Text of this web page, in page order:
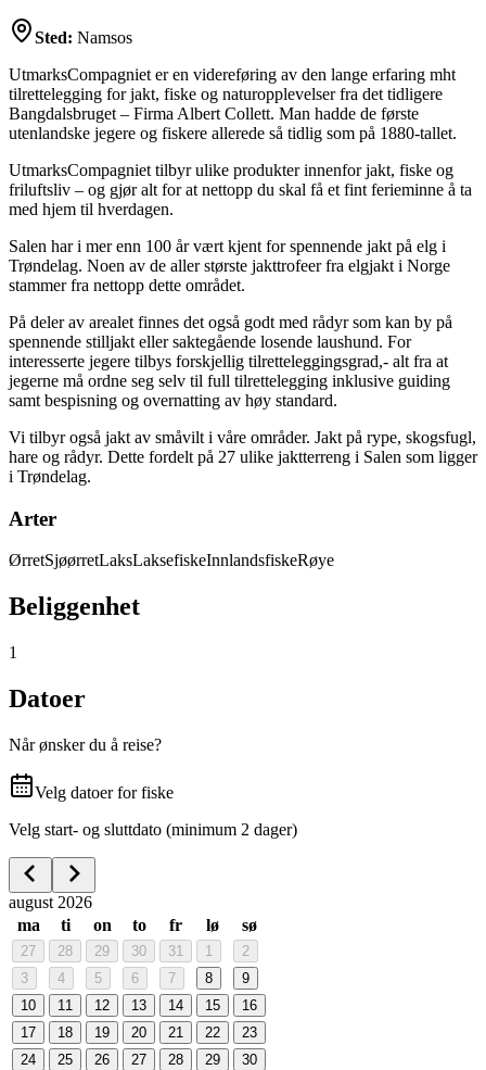
Sted: Namsos
UtmarksCompagniet er en videreføring av den lange erfaring mht
tilrettelegging for jakt, fiske og naturopplevelser fra det tidligere
Bangdalsbruget – Firma Albert Collett. Man hadde de første
utenlandske jegere og fiskere allerede så tidlig som på 1880-tallet.
UtmarksCompagniet tilbyr ulike produkter innenfor jakt, fiske og
friluftsliv – og gjør alt for at nettopp du skal få et fint ferieminne å ta
med hjem til hverdagen.
Salen har i mer enn 100 år vært kjent for spennende jakt på elg i
Trøndelag. Noen av de aller største jakttrofeer fra elgjakt i Norge
stammer fra nettopp dette området.
På deler av arealet finnes det også godt med rådyr som kan by på
spennende stilljakt eller saktegående losende laushund. For
interesserte jegere tilbys forskjellig tilretteleggingsgrad,- alt fra at
jegerne må ordne seg selv til full tilrettelegging inklusive guiding
samt bespisning og overnatting av høy standard.
Vi tilbyr også jakt av småvilt i våre områder. Jakt på rype, skogsfugl,
hare og rådyr. Dette fordelt på 27 ulike jaktterreng i Salen som ligger
i Trøndelag.
Arter
ØrretSjøørretLaksLaksefiskeInnlandsfiskeRøye
Beliggenhet
1
Datoer
Når ønsker du å reise?
Velg datoer for fiske
Velg start- og sluttdato (minimum 2 dager)
august 2026
ma
ti on to fr lø sø
27 28 29 30 31 1
2
3
4 5 6 7 8
9
10
11 12 13 14 15
16
17
18 19 20 21 22
23
24
25 26 27 28 29
30